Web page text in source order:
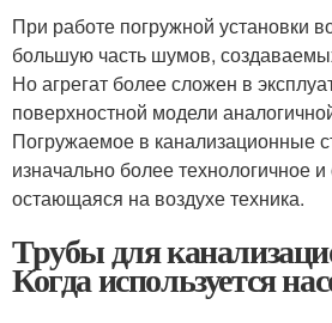
При работе погружной установки
большую часть шумов,
Но агрегат более сложен в
поверхностной модели
Погружаемое в канализационные
изначально более технологичное
остающаяся на воздухе техника.
Трубы для
Когда используется